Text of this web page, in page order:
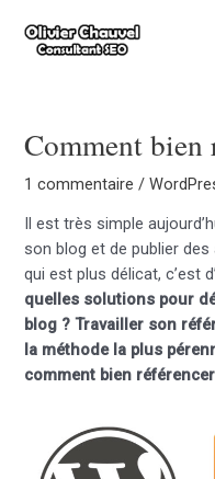
contenu
Comment bien
1 commentaire /
Il est très simple
son blog et de publier des
qui est plus délicat, c’est
quelles solutions pour
blog ? Travailler son
la méthode la plus
comment bien